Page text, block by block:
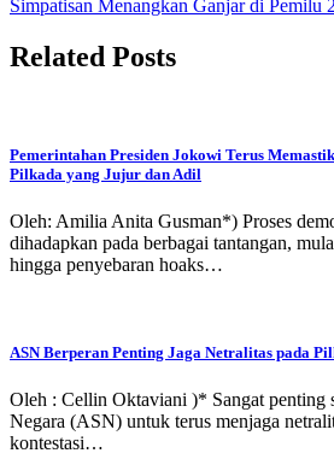
Simpatisan Menangkan Ganjar di Pemilu
Related Posts
Pemerintahan Presiden Jokowi Terus
Pilkada yang Jujur dan Adil
Oleh: Amilia Anita Gusman*) Proses
dihadapkan pada berbagai tantangan,
hingga penyebaran hoaks…
ASN Berperan Penting Jaga Netralitas pada
Oleh : Cellin Oktaviani )* Sangat penting
Negara (ASN) untuk terus menjaga
kontestasi…